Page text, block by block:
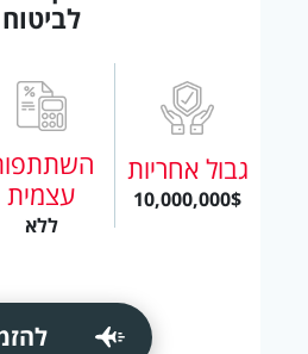
לביטוח
גבול אחריות
10,000,000$
עצמית
ללא